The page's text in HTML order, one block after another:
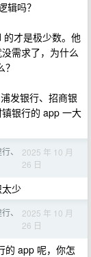
辑吗？
才是极少数。他
需求了，为什么
发银行、招商银
银行的 app 一大
、
2025 年 10 月
26 日
少
、
2025 年 10 月
26 日
的 app 呢，你怎